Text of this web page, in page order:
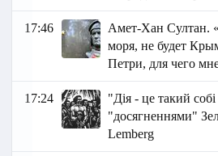
17:46
Амет-Хан Султан.
моря, не будет
Петри, для чего
17:24
"Дія - це такий собі
"досягненнями"
Lemberg